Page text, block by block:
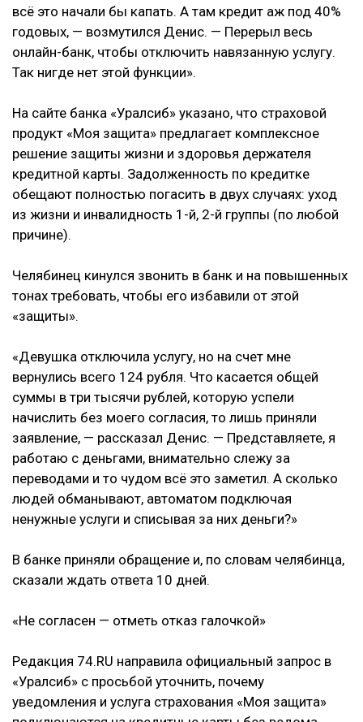
всё это начали бы капать. А там кредит аж под 40%
годовых, — возмутился Денис. — Перерыл весь
онлайн-банк, чтобы отключить навязанную услугу.
Так нигде нет этой функции».
На сайте банка «Уралсиб» указано, что страховой
продукт «Моя защита» предлагает комплексное
решение защиты жизни и здоровья держателя
кредитной карты. Задолженность по кредитке
обещают полностью погасить в двух случаях: уход
из жизни и инвалидность 1-й, 2-й группы (по любой
причине).
Челябинец кинулся звонить в банк и на повышенных
тонах требовать, чтобы его избавили от этой
«защиты».
«Девушка отключила услугу, но на счет мне
вернулись всего 124 рубля. Что касается общей
суммы в три тысячи рублей, которую успели
начислить без моего согласия, то лишь приняли
заявление, — рассказал Денис. — Представляете, я
работаю с деньгами, внимательно слежу за
переводами и то чудом всё это заметил. А сколько
людей обманывают, автоматом подключая
ненужные услуги и списывая за них деньги?»
В банке приняли обращение и, по словам челябинца,
сказали ждать ответа 10 дней.
«Не согласен — отметь отказ галочкой»
Редакция 74.RU направила официальный запрос в
«Уралсиб» с просьбой уточнить, почему
уведомления и услуга страхования «Моя защита»